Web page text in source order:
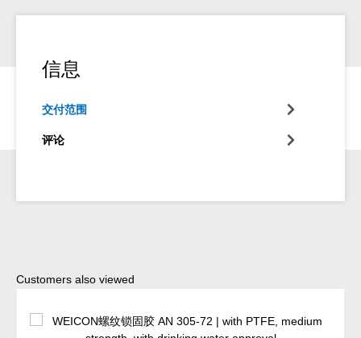
信息
交付范围
评论
Skip product gallery
Customers also viewed